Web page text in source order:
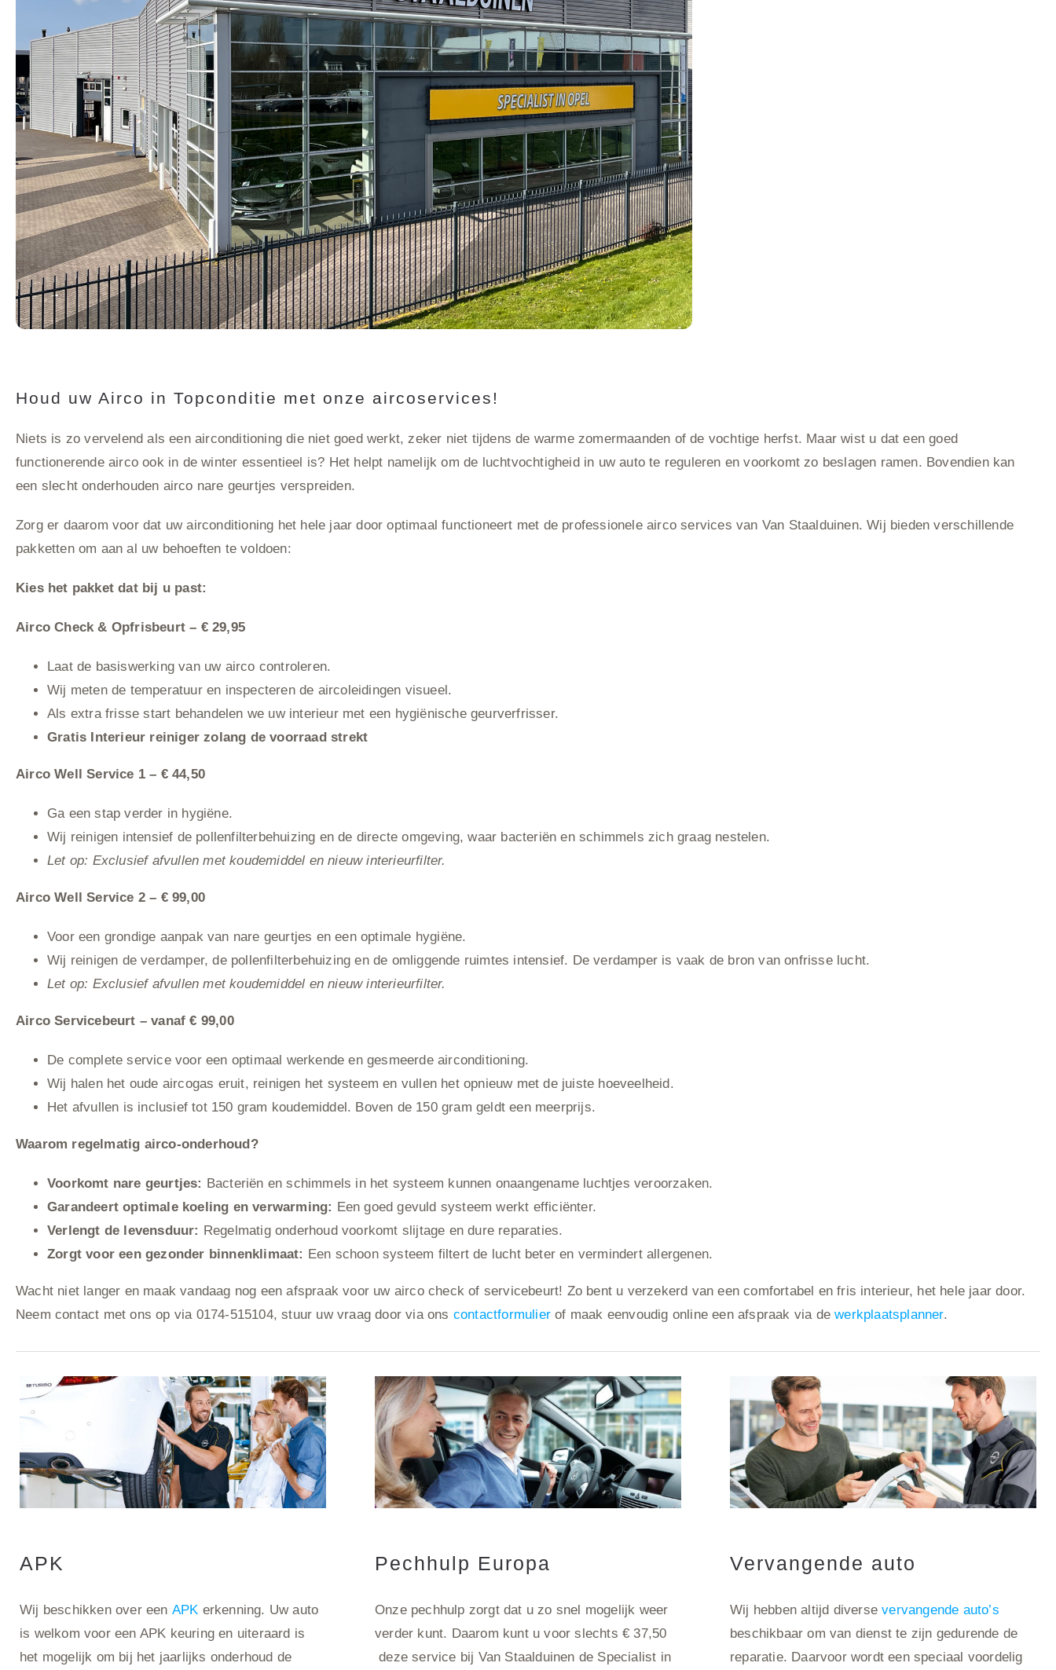
Houd uw Airco in Topconditie met onze aircoservices!
Niets is zo vervelend als een airconditioning die niet goed werkt, zeker niet tijdens de warme zomermaanden of de vochtige herfst. Maar wist u dat een goed
functionerende airco ook in de winter essentieel is? Het helpt namelijk om de luchtvochtigheid in uw auto te reguleren en voorkomt zo beslagen ramen. Bovendien kan
een slecht onderhouden airco nare geurtjes verspreiden.
Zorg er daarom voor dat uw airconditioning het hele jaar door optimaal functioneert met de professionele airco services van Van Staalduinen. Wij bieden verschillende
pakketten om aan al uw behoeften te voldoen:
Kies het pakket dat bij u past:
Airco Check & Opfrisbeurt – € 29,95
Laat de basiswerking van uw airco controleren.
Wij meten de temperatuur en inspecteren de aircoleidingen visueel.
Als extra frisse start behandelen we uw interieur met een hygiënische geurverfrisser.
Gratis Interieur reiniger zolang de voorraad strekt
Airco Well Service 1 – € 44,50
Ga een stap verder in hygiëne.
Wij reinigen intensief de pollenfilterbehuizing en de directe omgeving, waar bacteriën en schimmels zich graag nestelen.
Let op: Exclusief afvullen met koudemiddel en nieuw interieurfilter.
Airco Well Service 2 – € 99,00
Voor een grondige aanpak van nare geurtjes en een optimale hygiëne.
Wij reinigen de verdamper, de pollenfilterbehuizing en de omliggende ruimtes intensief. De verdamper is vaak de bron van onfrisse lucht.
Let op: Exclusief afvullen met koudemiddel en nieuw interieurfilter.
Airco Servicebeurt – vanaf € 99,00
De complete service voor een optimaal werkende en gesmeerde airconditioning.
Wij halen het oude aircogas eruit, reinigen het systeem en vullen het opnieuw met de juiste hoeveelheid.
Het afvullen is inclusief tot 150 gram koudemiddel. Boven de 150 gram geldt een meerprijs.
Waarom regelmatig airco-onderhoud?
Voorkomt nare geurtjes: Bacteriën en schimmels in het systeem kunnen onaangename luchtjes veroorzaken.
Garandeert optimale koeling en verwarming: Een goed gevuld systeem werkt efficiënter.
Verlengt de levensduur: Regelmatig onderhoud voorkomt slijtage en dure reparaties.
Zorgt voor een gezonder binnenklimaat: Een schoon systeem filtert de lucht beter en vermindert allergenen.
Wacht niet langer en maak vandaag nog een afspraak voor uw airco check of servicebeurt! Zo bent u verzekerd van een comfortabel en fris interieur, het hele jaar door.
Neem contact met ons op via 0174-515104, stuur uw vraag door via ons contactformulier of maak eenvoudig online een afspraak via dewerkplaatsplanner.
APK
Wij beschikken over een APK erkenning. Uw auto
is welkom voor een APK keuring en uiteraard is
het mogelijk om bij het jaarlijks onderhoud de
Pechhulp Europa
Onze pechhulp zorgt dat u zo snel mogelijk weer
verder kunt. Daarom kunt u voor slechts € 37,50
deze service bij Van Staalduinen de Specialist in
Vervangende auto
Wij hebben altijd diversevervangende auto’s
beschikbaar om van dienst te zijn gedurende de
reparatie. Daarvoor wordt een speciaal voordelig